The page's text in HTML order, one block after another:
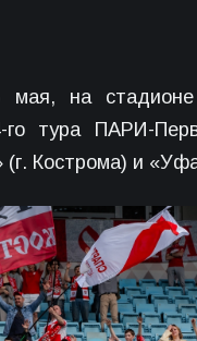
на
тура ПАРИ-
Кострома) и